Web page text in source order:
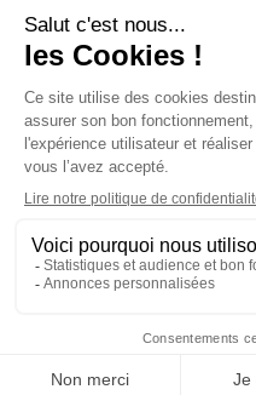
Produit indisponible
Accessibilité
Pour votre santé, mangez au
d’infos sur
aux mineurs
La preuve de
moment de la